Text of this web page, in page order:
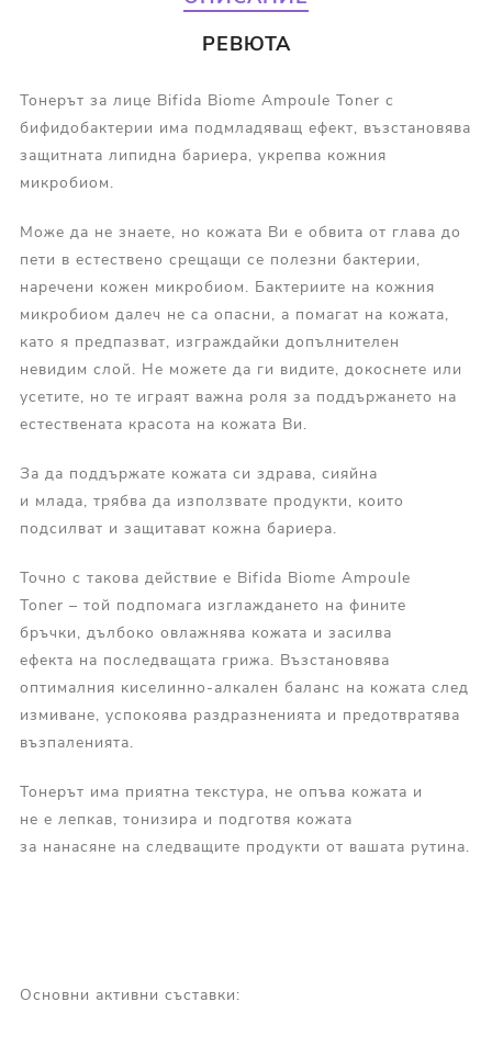
РЕВЮТА
Тонерът за лице Bifida Biome Ampoule Toner с
бифидобактерии има подмладяващ ефект, възстановява
защитната липидна бариера, укрепва кожния
микробиом.
Може да не знаете, но кожата Ви е обвита от глава до
пети в естествено срещащи се полезни бактерии,
наречени кожен микробиом. Бактериите на кожния
микробиом далеч не са опасни, а помагат на кожата,
като я предпазват, изграждайки допълнителен
невидим слой. Не можете да ги видите, докоснете или
усетите, но те играят важна роля за поддържането на
естествената красота на кожата Ви.
За да поддържате кожата си здрава, сияйна
и млада, трябва да използвате продукти, които
подсилват и защитават кожна бариера.
Точно с такова действие е Bifida Biome Ampoule
Toner – той подпомага изглаждането на фините
бръчки, дълбоко овлажнява кожата и засилва
ефекта на последващата грижа. Възстановява
оптималния киселинно-алкален баланс на кожата след
измиване, успокоява раздразненията и предотвратява
възпаленията.
Тонерът има приятна текстура, не опъва кожата и
не е лепкав, тонизира и подготвя кожата
за нанасяне на следващите продукти от вашата рутина.
Основни активни съставки: